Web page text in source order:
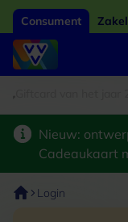
Consument
Nieuw:
Cadeaukaart
Login